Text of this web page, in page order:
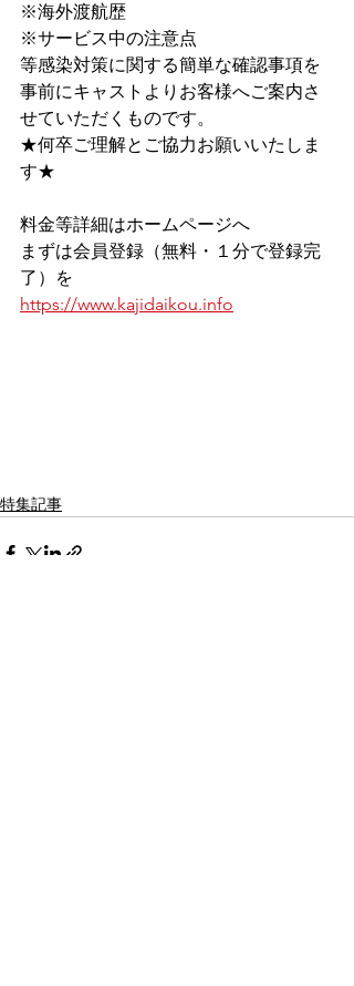
※海外渡航歴
※サービス中の注意点
等感染対策に関する簡単な確認事項を
事前にキャストよりお客様へご案内さ
せていただくものです。
★何卒ご理解とご協力お願いいたしま
す★
料金等詳細はホームページへ
まずは会員登録（無料・１分で登録完
了）を
https://www.kajidaikou.info
特集記事